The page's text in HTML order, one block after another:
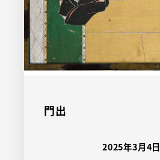
門出
2025年3月4日